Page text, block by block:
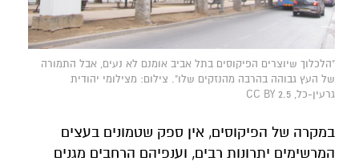
"הלכלוך שיוצרים הפיקוסים בתל אביב אומנם לא נעים, אבל התמורה
של העץ גבוהה בהרבה מהנזקים שלו". צילום: מצילומי יהודית
גרעין-כל, CC BY 2.5
במקרה של הפיקוסים, אין ספק שטמונים בעצים
המרשימים יתרונות רבים, וענפיהם הרחבים מגנים